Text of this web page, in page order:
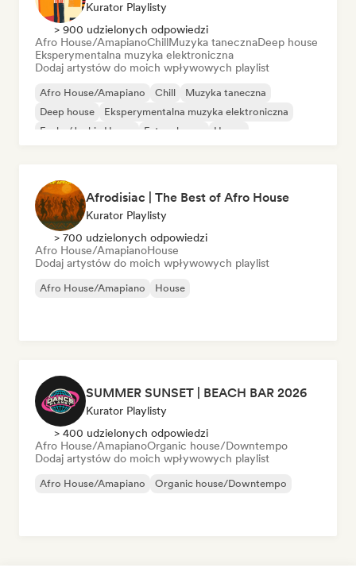
Kurator Playlisty
> 900 udzielonych odpowiedzi
Afro House/AmapianoChillMuzyka tanecznaDeep house
Eksperymentalna muzyka elektroniczna
Dodaj artystów do moich wpływowych playlist
Afro House/Amapiano Chill
Muzyka taneczna
Deep house
Eksperymentalna muzyka elektroniczna
Funky/Jackin House
Future house House
Afrodisiac | The Best of Afro House
Kurator Playlisty
> 700 udzielonych odpowiedzi
Afro House/AmapianoHouse
Dodaj artystów do moich wpływowych playlist
Afro House/Amapiano House
SUMMER SUNSET | BEACH BAR 2026
Kurator Playlisty
> 400 udzielonych odpowiedzi
Afro House/AmapianoOrganic house/Downtempo
Dodaj artystów do moich wpływowych playlist
Afro House/Amapiano Organic house/Downtempo